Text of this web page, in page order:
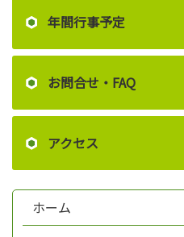
年間行事予定
お問合せ・FAQ
アクセス
ホーム